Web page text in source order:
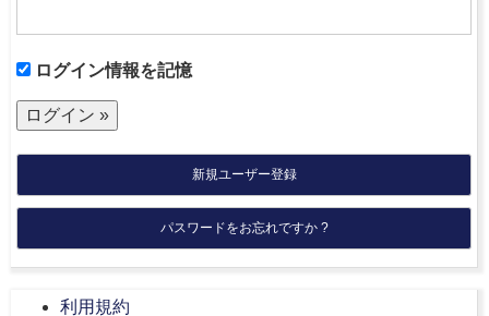
ログイン情報を記憶
新規ユーザー登録
パスワードをお忘れですか ?
利用規約